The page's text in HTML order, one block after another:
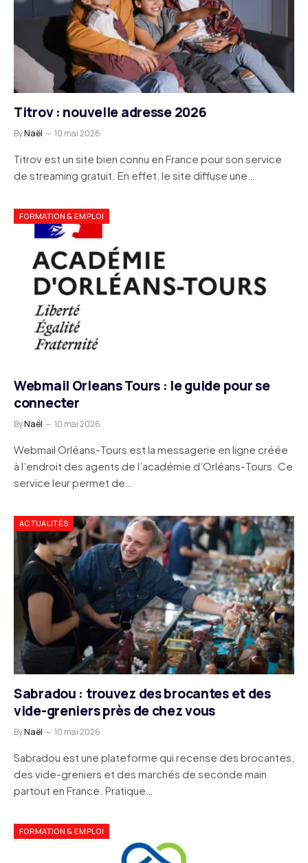
Titrov : nouvelle adresse 2026
ByNaël 10 mai 2026
Titrov est un site bien connu en France pour son service
de streaming gratuit. En effet, le site diffuse une…
FORMATION & EMPLOI
Webmail Orleans Tours : le guide pour se
connecter
ByNaël 10 mai 2026
Webmail Orléans-Tours est la messagerie en ligne créée
à l’endroit des agents de l’académie d’Orléans-Tours. Ce
service leur permet de…
ACTUALITÉS
Sabradou : trouvez des brocantes et des
vide-greniers près de chez vous
ByNaël 10 mai 2026
Sabradou est une plateforme qui recense des brocantes,
des vide-greniers et des marchés de seconde main
partout en France. Pratique…
FORMATION & EMPLOI